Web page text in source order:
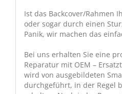
Ist das Backcover/Rahmen
oder sogar durch einen
Panik, wir machen das
Bei uns erhalten Sie eine
Reparatur mit OEM –
wird von ausgebildeten
durchgeführt, in der Regel